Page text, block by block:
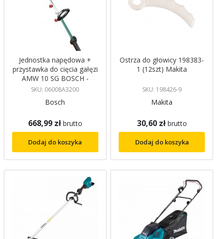
Jednostka napędowa +
przystawka do cięcia gałęzi
AMW 10 SG BOSCH -
06008A3200
SKU: 06008A3200
Bosch
668,99 zł brutto
Dodaj do koszyka
Ostrza do głowicy 198383-
1 (12szt) Makita
SKU: 198426-9
Makita
30,60 zł brutto
Dodaj do koszyka